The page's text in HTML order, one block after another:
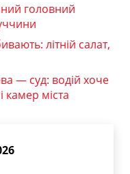
головний
літній салат,
— суд: водій хоче
камер міста